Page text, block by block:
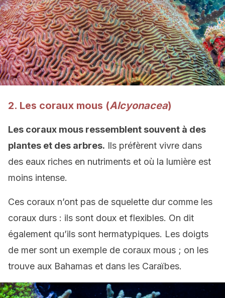
2. Les coraux mous (Alcyonacea)
Les coraux mous ressemblent souvent à des
plantes et des arbres. Ils préfèrent vivre dans
des eaux riches en nutriments et où la lumière est
moins intense.
Ces coraux n’ont pas de squelette dur comme les
coraux durs : ils sont doux et flexibles. On dit
également qu’ils sont hermatypiques. Les doigts
de mer sont un exemple de coraux mous ; on les
trouve aux Bahamas et dans les Caraïbes.